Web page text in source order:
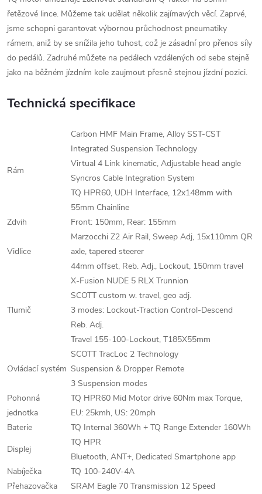
řetězové lince. Můžeme tak udělat několik zajímavých věcí. Zaprvé,
jsme schopni garantovat výbornou průchodnost pneumatiky
rámem, aniž by se snížila jeho tuhost, což je zásadní pro přenos síly
do pedálů. Zadruhé můžete na pedálech vzdálených od sebe stejně
jako na běžném jízdním kole zaujmout přesně stejnou jízdní pozici.
Technická specifikace
Rám
Carbon HMF Main Frame, Alloy SST-CST
Integrated Suspension Technology
Virtual 4 Link kinematic, Adjustable head angle
Syncros Cable Integration System
TQ HPR60, UDH Interface, 12x148mm with
55mm Chainline
Zdvih
Front: 150mm, Rear: 155mm
Vidlice
Marzocchi Z2 Air Rail, Sweep Adj, 15x110mm QR
axle, tapered steerer
44mm offset, Reb. Adj., Lockout, 150mm travel
Tlumič
X-Fusion NUDE 5 RLX Trunnion
SCOTT custom w. travel, geo adj.
3 modes: Lockout-Traction Control-Descend
Reb. Adj.
Travel 155-100-Lockout, T185X55mm
Ovládací systém
SCOTT TracLoc 2 Technology
Suspension & Dropper Remote
3 Suspension modes
Pohonná
jednotka
TQ HPR60 Mid Motor drive 60Nm max Torque,
EU: 25kmh, US: 20mph
Baterie
TQ Internal 360Wh + TQ Range Extender 160Wh
Displej
TQ HPR
Bluetooth, ANT+, Dedicated Smartphone app
Nabíječka
TQ 100-240V-4A
Přehazovačka
SRAM Eagle 70 Transmission 12 Speed